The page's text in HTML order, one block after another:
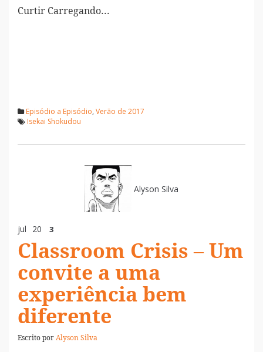
Curtir Carregando...
Episódio a Episódio, Verão de 2017
Isekai Shokudou
Alyson Silva
jul 20 3
Classroom Crisis – Um
convite a uma
experiência bem
diferente
Escrito porAlyson Silva